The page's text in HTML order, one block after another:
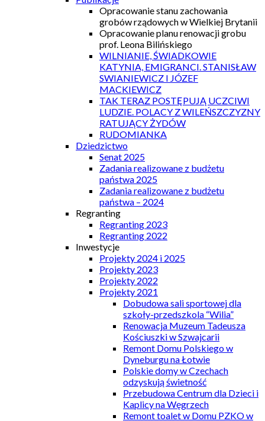
Opracowanie stanu zachowania
grobów rządowych w Wielkiej Brytanii
Opracowanie planu renowacji grobu
prof. Leona Bilińskiego
WILNIANIE, ŚWIADKOWIE
KATYNIA, EMIGRANCI. STANISŁAW
SWIANIEWICZ I JÓZEF
MACKIEWICZ
TAK TERAZ POSTĘPUJĄ UCZCIWI
LUDZIE. POLACY Z WILEŃSZCZYZNY
RATUJĄCY ŻYDÓW
RUDOMIANKA
Dziedzictwo
Senat 2025
Zadania realizowane z budżetu
państwa 2025
Zadania realizowane z budżetu
państwa – 2024
Regranting
Regranting 2023
Regranting 2022
Inwestycje
Projekty 2024 i 2025
Projekty 2023
Projekty 2022
Projekty 2021
Dobudowa sali sportowej dla
szkoły-przedszkola “Wilia”
Renowacja Muzeum Tadeusza
Kościuszki w Szwajcarii
Remont Domu Polskiego w
Dyneburgu na Łotwie
Polskie domy w Czechach
odzyskują świetność
Przebudowa Centrum dla Dzieci i
Kaplicy na Węgrzech
Remont toalet w Domu PZKO w